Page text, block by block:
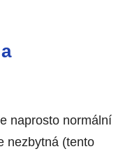
naprosto normální
nezbytná (tento